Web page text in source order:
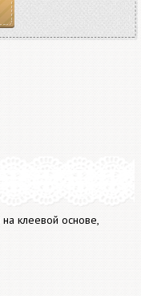
клеевой основе,